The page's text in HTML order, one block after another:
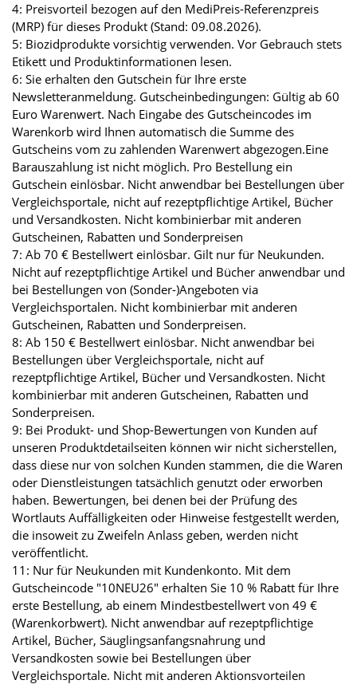
4: Preisvorteil bezogen auf den MediPreis-Referenzpreis
(MRP) für dieses Produkt (Stand: 09.08.2026).
5: Biozidprodukte vorsichtig verwenden. Vor Gebrauch stets
Etikett und Produktinformationen lesen.
6: Sie erhalten den Gutschein für Ihre erste
Newsletteranmeldung. Gutscheinbedingungen: Gültig ab 60
Euro Warenwert. Nach Eingabe des Gutscheincodes im
Warenkorb wird Ihnen automatisch die Summe des
Gutscheins vom zu zahlenden Warenwert abgezogen.Eine
Barauszahlung ist nicht möglich. Pro Bestellung ein
Gutschein einlösbar. Nicht anwendbar bei Bestellungen über
Vergleichsportale, nicht auf rezeptpflichtige Artikel, Bücher
und Versandkosten. Nicht kombinierbar mit anderen
Gutscheinen, Rabatten und Sonderpreisen
7: Ab 70 € Bestellwert einlösbar. Gilt nur für Neukunden.
Nicht auf rezeptpflichtige Artikel und Bücher anwendbar und
bei Bestellungen von (Sonder-)Angeboten via
Vergleichsportalen. Nicht kombinierbar mit anderen
Gutscheinen, Rabatten und Sonderpreisen.
8: Ab 150 € Bestellwert einlösbar. Nicht anwendbar bei
Bestellungen über Vergleichsportale, nicht auf
rezeptpflichtige Artikel, Bücher und Versandkosten. Nicht
kombinierbar mit anderen Gutscheinen, Rabatten und
Sonderpreisen.
9: Bei Produkt- und Shop-Bewertungen von Kunden auf
unseren Produktdetailseiten können wir nicht sicherstellen,
dass diese nur von solchen Kunden stammen, die die Waren
oder Dienstleistungen tatsächlich genutzt oder erworben
haben. Bewertungen, bei denen bei der Prüfung des
Wortlauts Auffälligkeiten oder Hinweise festgestellt werden,
die insoweit zu Zweifeln Anlass geben, werden nicht
veröffentlicht.
11: Nur für Neukunden mit Kundenkonto. Mit dem
Gutscheincode "10NEU26" erhalten Sie 10 % Rabatt für Ihre
erste Bestellung, ab einem Mindestbestellwert von 49 €
(Warenkorbwert). Nicht anwendbar auf rezeptpflichtige
Artikel, Bücher, Säuglingsanfangsnahrung und
Versandkosten sowie bei Bestellungen über
Vergleichsportale. Nicht mit anderen Aktionsvorteilen